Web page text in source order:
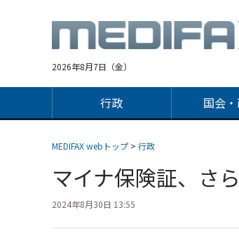
2026年8月7日（金）
行政 国会
MEDIFAX webトップ > 行政
マイナ保険証、
2024年8月30日 13:55